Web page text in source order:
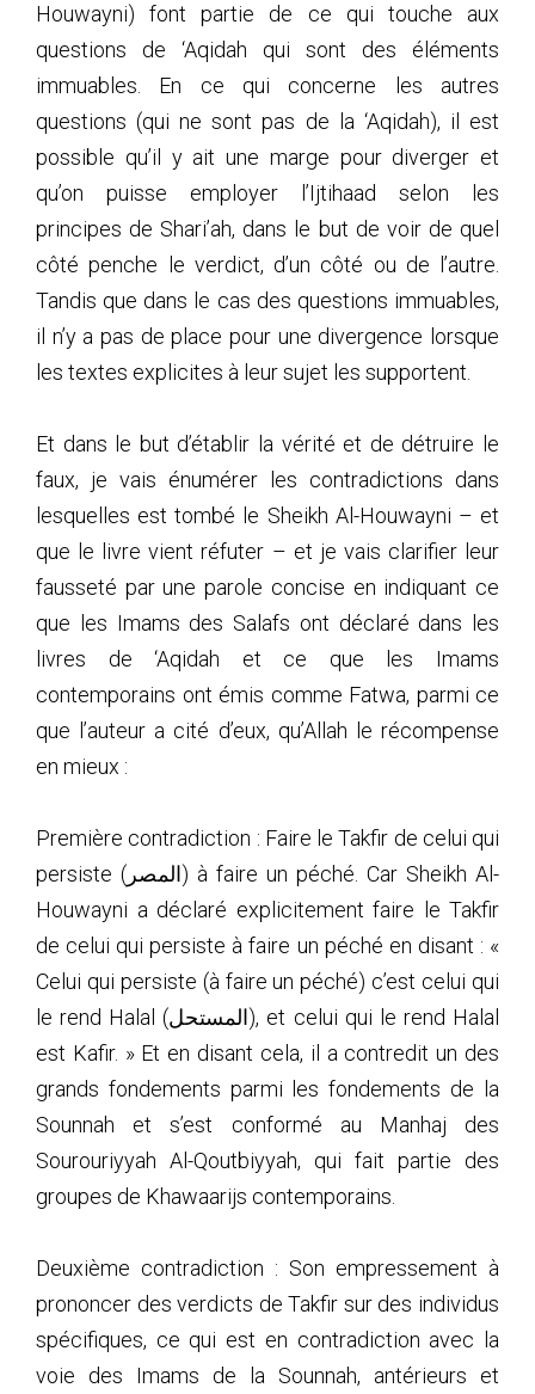
Houwayni) font partie de ce qui touche aux
questions de ‘Aqidah qui sont des éléments
immuables. En ce qui concerne les autres
questions (qui ne sont pas de la ‘Aqidah), il est
possible qu’il y ait une marge pour diverger et
qu’on puisse employer l’Ijtihaad selon les
principes de Shari’ah, dans le but de voir de quel
côté penche le verdict, d’un côté ou de l’autre.
Tandis que dans le cas des questions immuables,
il n’y a pas de place pour une divergence lorsque
les textes explicites à leur sujet les supportent.
Et dans le but d’établir la vérité et de détruire le
faux, je vais énumérer les contradictions dans
lesquelles est tombé le Sheikh Al-Houwayni – et
que le livre vient réfuter – et je vais clarifier leur
fausseté par une parole concise en indiquant ce
que les Imams des Salafs ont déclaré dans les
livres de ‘Aqidah et ce que les Imams
contemporains ont émis comme Fatwa, parmi ce
que l’auteur a cité d’eux, qu’Allah le récompense
en mieux :
Première contradiction : Faire le Takfir de celui qui
persiste (المصر) à faire un péché. Car Sheikh Al-
Houwayni a déclaré explicitement faire le Takfir
de celui qui persiste à faire un péché en disant : «
Celui qui persiste (à faire un péché) c’est celui qui
le rend Halal (المستحل), et celui qui le rend Halal
est Kafir. » Et en disant cela, il a contredit un des
grands fondements parmi les fondements de la
Sounnah et s’est conformé au Manhaj des
Sourouriyyah Al-Qoutbiyyah, qui fait partie des
groupes de Khawaarijs contemporains.
Deuxième contradiction : Son empressement à
prononcer des verdicts de Takfir sur des individus
spécifiques, ce qui est en contradiction avec la
voie des Imams de la Sounnah, antérieurs et